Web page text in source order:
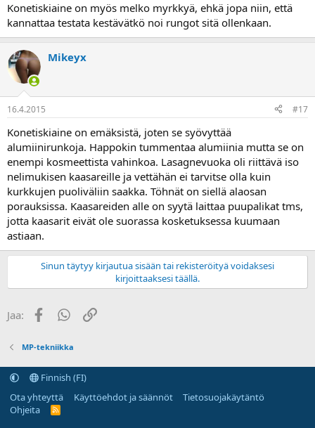
Konetiskiaine on myös melko myrkkyä, ehkä jopa niin, että
kannattaa testata kestävätkö noi rungot sitä ollenkaan.
Mikeyx
16.4.2015 #17
Konetiskiaine on emäksistä, joten se syövyttää
alumiinirunkoja. Happokin tummentaa alumiinia mutta se on
enempi kosmeettista vahinkoa. Lasagnevuoka oli riittävä iso
nelimukisen kaasareille ja vettähän ei tarvitse olla kuin
kurkkujen puoliväliin saakka. Töhnät on siellä alaosan
porauksissa. Kaasareiden alle on syytä laittaa puupalikat tms,
jotta kaasarit eivät ole suorassa kosketuksessa kuumaan
astiaan.
Sinun täytyy kirjautua sisään tai rekisteröityä voidaksesi
kirjoittaaksesi täällä.
Jaa: FacebookWhatsApp
Linkki
MP-tekniikka
Finnish (FI)
Ota yhteyttä
Käyttöehdot ja säännöt
Tietosuojakäytäntö
Ohjeita
R